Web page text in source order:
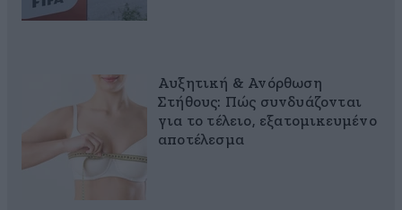
Αυξητική & Ανόρθωση
Στήθους: Πώς συνδυάζονται
για το τέλειο, εξατομικευμένο
αποτέλεσμα